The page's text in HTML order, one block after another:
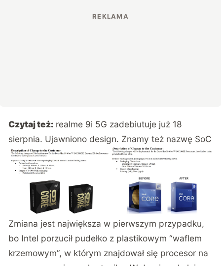
Czytaj też: realme 9i 5G zadebiutuje już 18
sierpnia. Ujawniono design. Znamy też nazwę SoC
Zmiana jest największa w pierwszym przypadku,
bo Intel porzucił pudełko z plastikowym “waflem
krzemowym”, w którym znajdował się procesor na